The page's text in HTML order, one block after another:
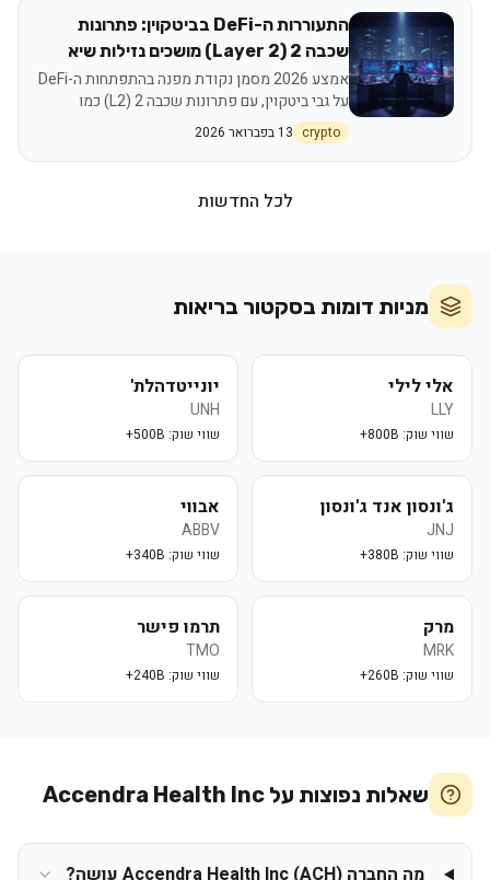
התעוררות ה-DeFi בביטקוין: פתרונות
שכבה 2 (Layer 2) מושכים נזילות שיא
אמצע 2026 מסמן נקודת מפנה בהתפתחות ה-DeFi
על גבי ביטקוין, עם פתרונות שכבה 2 (L2) כמו
שיא. פרוטוקולים אלו מאפשרים למשקיעים להפיק
תשואה מביטקוין שלהם באמצעות הלוואות, אספקת
crypto 13 בפברואר 2026
לכל החדשות
מניות דומות בסקטור בריאות
אלי לילי
LLY
שווי שוק: 800B+
יונייטדהלת'
UNH
שווי שוק: 500B+
ג'ונסון אנד ג'ונסון
JNJ
שווי שוק: 380B+
אבווי
ABBV
שווי שוק: 340B+
מרק
MRK
שווי שוק: 260B+
תרמו פישר
TMO
שווי שוק: 240B+
שאלות נפוצות על Accendra Health Inc
מה החברה Accendra Health Inc (ACH) עושה?